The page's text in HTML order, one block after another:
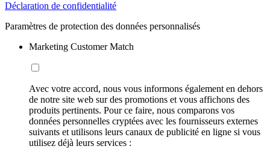
Déclaration de confidentialité
Paramètres de protection des données personnalisés
Marketing Customer Match
Avec votre accord, nous vous informons également en dehors
de notre site web sur des promotions et vous affichons des
produits pertinents. Pour ce faire, nous comparons vos
données personnelles cryptées avec les fournisseurs externes
suivants et utilisons leurs canaux de publicité en ligne si vous
utilisez déjà leurs services :